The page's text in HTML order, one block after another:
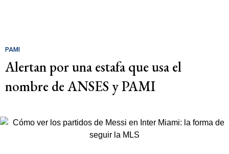
PAMI
Alertan por una estafa que usa el
nombre de ANSES y PAMI